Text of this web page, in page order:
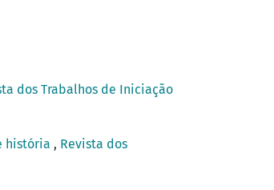
dos Trabalhos de Iniciação
história , Revista dos